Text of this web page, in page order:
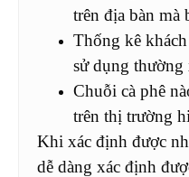
trên địa bàn mà
Thống kê
sử dụng thường
Chuỗi cà phê
trên thị trường
Khi xác định được
dễ dàng xác định